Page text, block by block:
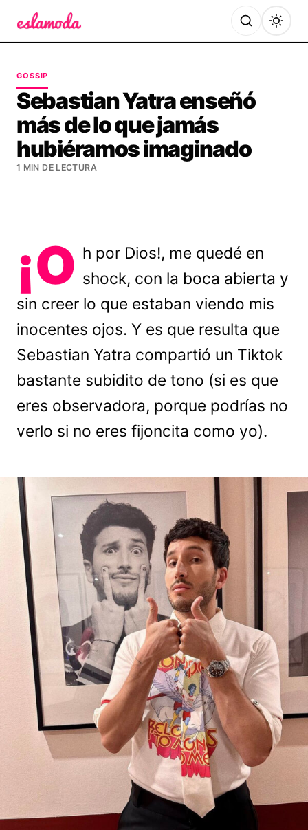
GOSSIP
Sebastian Yatra enseñó
más de lo que jamás
hubiéramos imaginado
1 MIN DE LECTURA
¡O h por Dios!, me quedé en
shock, con la boca abierta y
sin creer lo que estaban viendo mis
inocentes ojos. Y es que resulta que
Sebastian Yatra compartió un Tiktok
bastante subidito de tono (si es que
eres observadora, porque podrías no
verlo si no eres fijoncita como yo).